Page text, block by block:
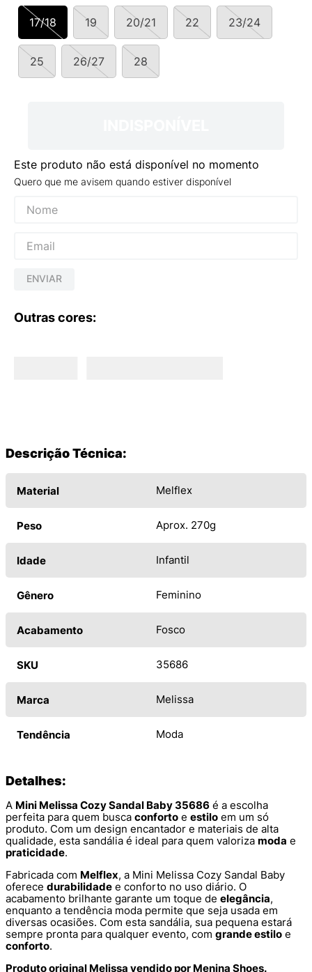
17/18 19 20/21 22 23/24
25 26/27 28
Este produto não está disponível no momento
Quero que me avisem quando estiver disponível
ENVIAR
Outras cores:
Descrição Técnica:
Material Melflex
Peso Aprox. 270g
Idade Infantil
Gênero Feminino
Acabamento Fosco
SKU 35686
Marca Melissa
Tendência Moda
Detalhes:
A Mini Melissa Cozy Sandal Baby 35686 é a escolha
perfeita para quem busca conforto e estilo em um só
produto. Com um design encantador e materiais de alta
qualidade, esta sandália é ideal para quem valoriza moda e
praticidade.
Fabricada com Melflex, a Mini Melissa Cozy Sandal Baby
oferece durabilidade e conforto no uso diário. O
acabamento brilhante garante um toque de elegância,
enquanto a tendência moda permite que seja usada em
diversas ocasiões. Com esta sandália, sua pequena estará
sempre pronta para qualquer evento, com grande estilo e
conforto.
Produto original Melissa vendido por Menina Shoes.
9º
NEW 530
10º VANS TÊNIS VANS ULTRARANGE